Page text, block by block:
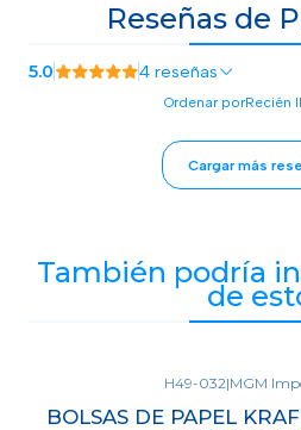
Reseñas de
5.0 4 reseñas
Ordenar porRecién
Cargar más
También podría
de
H49-032|MGM
BOLSAS DE PAPEL